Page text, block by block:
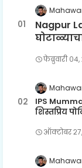
Nagpur
फेब्रुवारी
IPS
शिस्तप्रिय
ऑक्टोबर